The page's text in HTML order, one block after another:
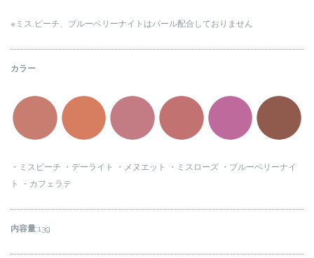
※ミス.ピーチ、ブルーベリーナイトはパール配合しておりません
カラー
・ミスピーチ ・デーライト ・メヌエット ・ミスローズ ・ブルーベリーナイ
ト
・カフェラテ
内容量:13g